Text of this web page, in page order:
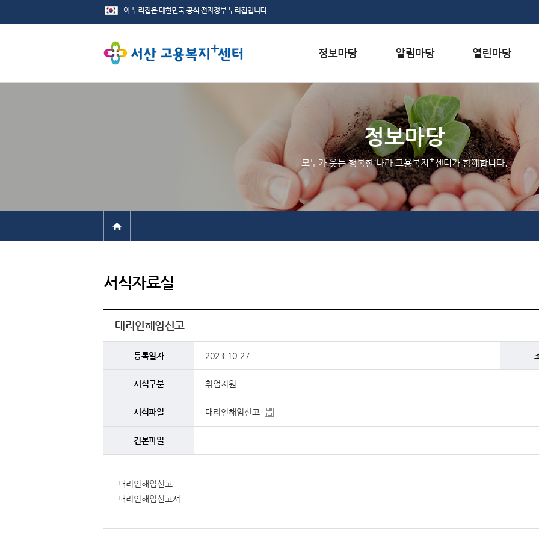
채용정보
인재정보
관련사이트
행사일정
공지사항
홍보/보도자료실
질문하기
칭찬하기
불친절 신고하기
정보마당
모두가 웃는 행복한 나라 고용복지+센터가 함께합니다.
서식자료실
대리인해임신고
등록일자 2023-10-27
서식구분 취업지원
서식파일 대리인해임신고
견본파일
대리인해임신고
대리인해임신고서